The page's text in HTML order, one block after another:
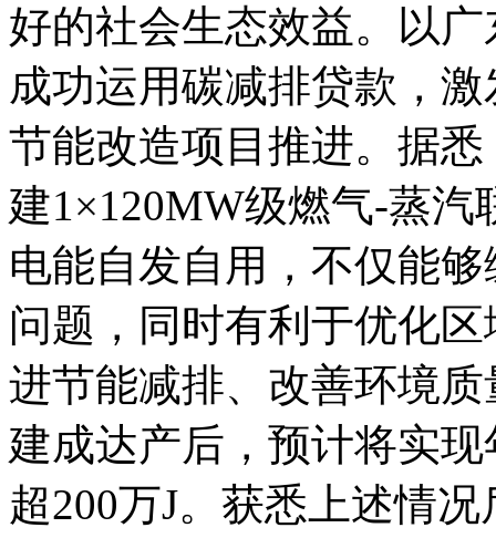
好的社会生态效益。以
成功运用碳减排贷款，
节能改造项目推进。据
建1×120MW级燃气-蒸
电能自发自用，不仅能
问题，同时有利于优化
进节能减排、改善环境
建成达产后，预计将实
超200万J。获悉上述情